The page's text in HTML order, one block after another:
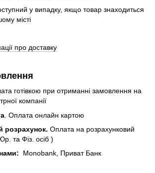
у випадку, якщо товар знаходиться
місті
про доставку
готівкою при отриманні замовлення на
компанії
. Оплата онлайн картою
розрахунок. Оплата на розрахунковий
та Фіз. осіб )
Monobank, Приват Банк